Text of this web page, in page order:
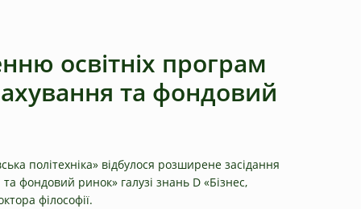
освітніх програм
та фондовий
політехніка» відбулося розширене засідання
фондовий ринок» галузі знань D «Бізнес,
філософії.